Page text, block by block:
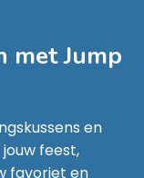
metJump
en
feest,
favoriet en